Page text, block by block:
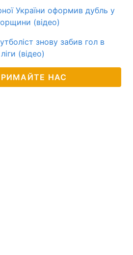
України оформив дубль у
(відео)
знову забив гол в
(відео)
НАС